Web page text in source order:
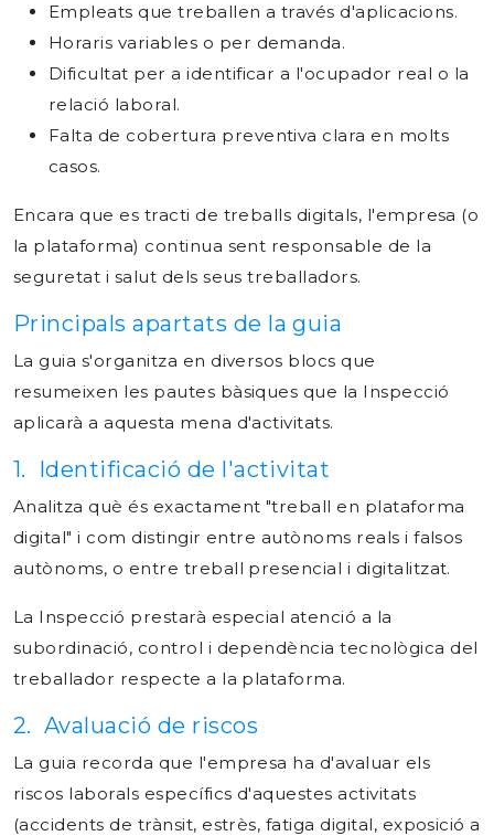
Empleats que treballen a través d'aplicacions.
Horaris variables o per demanda.
Dificultat per a identificar a l'ocupador real o la
relació laboral.
Falta de cobertura preventiva clara en molts
casos.
Encara que es tracti de treballs digitals, l'empresa (o
la plataforma) continua sent responsable de la
seguretat i salut dels seus treballadors.
Principals apartats de la guia
La guia s'organitza en diversos blocs que
resumeixen les pautes bàsiques que la Inspecció
aplicarà a aquesta mena d'activitats.
1. Identificació de l'activitat
Analitza què és exactament "treball en plataforma
digital" i com distingir entre autònoms reals i falsos
autònoms, o entre treball presencial i digitalitzat.
La Inspecció prestarà especial atenció a la
subordinació, control i dependència tecnològica del
treballador respecte a la plataforma.
2. Avaluació de riscos
La guia recorda que l'empresa ha d'avaluar els
riscos laborals específics d'aquestes activitats
(accidents de trànsit, estrès, fatiga digital, exposició a